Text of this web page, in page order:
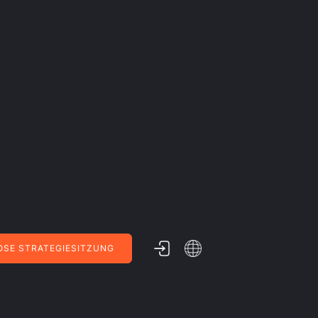
STRATEGIESITZUNG